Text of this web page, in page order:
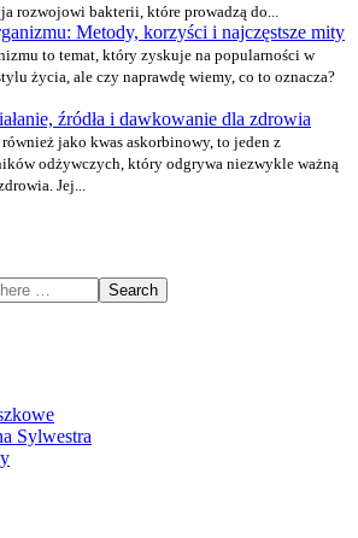
rozwojowi bakterii, które prowadzą do...
Metody, korzyści i najczęstsze mity
to temat, który zyskuje na popularności w
życia, ale czy naprawdę wiemy, co to oznacza?
źródła i dawkowanie dla zdrowia
jako kwas askorbinowy, to jeden z
odżywczych, który odgrywa niezwykle ważną
Jej...
Sylwestra